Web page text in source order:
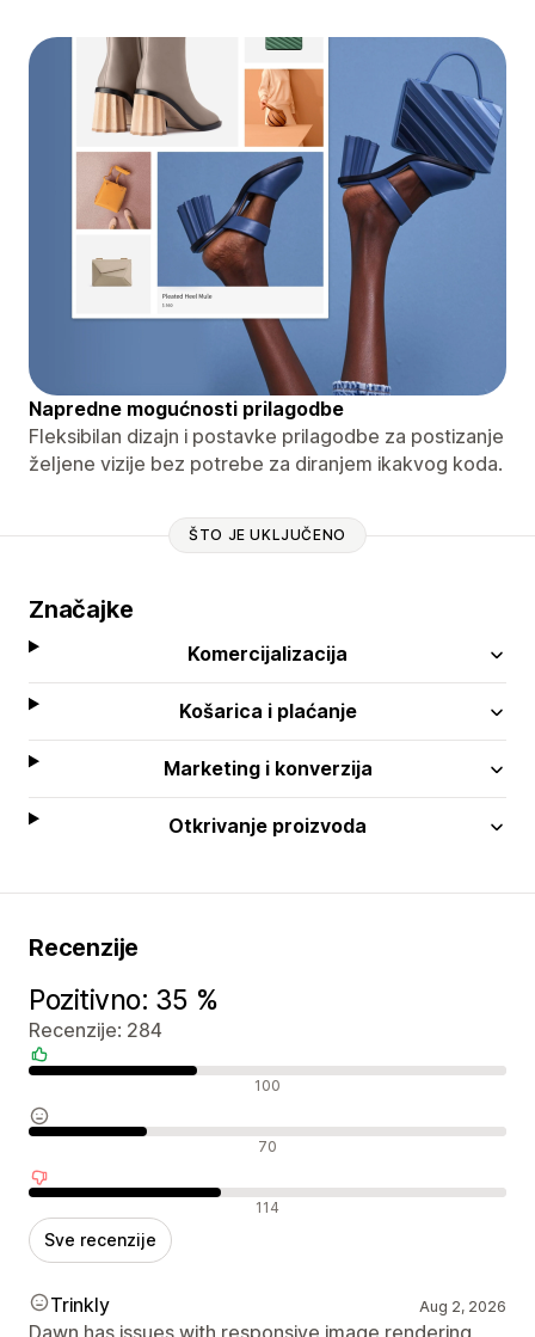
Napredne mogućnosti prilagodbe
Fleksibilan dizajn i postavke prilagodbe za postizanje
željene vizije bez potrebe za diranjem ikakvog koda.
ŠTO JE UKLJUČENO
Značajke
Komercijalizacija
Košarica i plaćanje
Marketing i konverzija
Otkrivanje proizvoda
Recenzije
Pozitivno: 35 %
Recenzije: 284
Pozitivne recenzije 100
Neutralne recenzije 70
Negativne recenzije 114
Sve recenzije
Trinkly Aug 2, 2026
Dawn has issues with responsive image rendering